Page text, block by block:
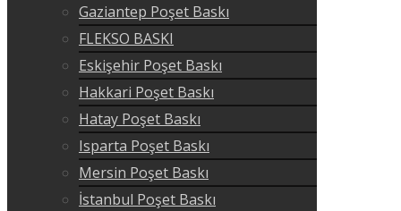
Gaziantep Poşet Baskı
FLEKSO BASKI
Eskişehir Poşet Baskı
Hakkari Poşet Baskı
Hatay Poşet Baskı
Isparta Poşet Baskı
Mersin Poşet Baskı
İstanbul Poşet Baskı